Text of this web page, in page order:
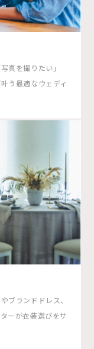
真を撮りたい」
う最適なウェディ
ブランドドレス、
ーが衣装選びをサ